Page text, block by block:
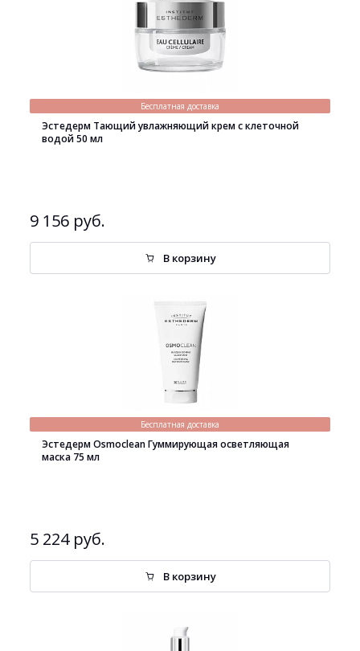
Бесплатная доставка
Эстедерм Тающий увлажняющий крем с клеточной
водой 50 мл
9 156 руб.
В корзину
Бесплатная доставка
Эстедерм Osmoclean Гуммирующая осветляющая
маска 75 мл
5 224 руб.
В корзину